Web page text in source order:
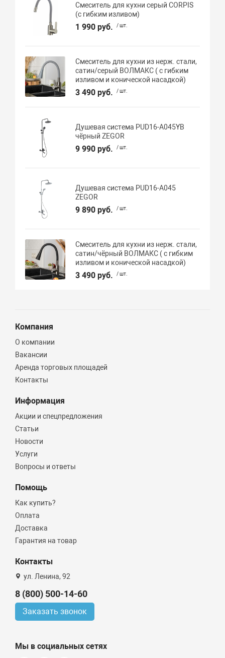
Смеситель для кухни серый CORPIS
(с гибким изливом)
1 990 руб. / шт.
Смеситель для кухни из нерж. стали,
сатин/серый ВОЛМАКС ( с гибким
изливом и конической насадкой)
3 490 руб. / шт.
Душевая система PUD16-A045YB
чёрный ZEGOR
9 990 руб. / шт.
Душевая система PUD16-A045
ZEGOR
9 890 руб. / шт.
Смеситель для кухни из нерж. стали,
сатин/чёрный ВОЛМАКС ( с гибким
изливом и конической насадкой)
3 490 руб. / шт.
Компания
О компании
Вакансии
Аренда торговых площадей
Контакты
Информация
Акции и спецпредложения
Статьи
Новости
Услуги
Вопросы и ответы
Помощь
Как купить?
Оплата
Доставка
Гарантия на товар
Контакты
ул. Ленина, 92
8 (800) 500-14-60
Заказать звонок
Мы в социальных сетях